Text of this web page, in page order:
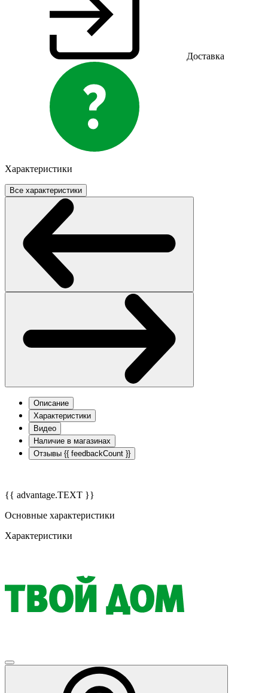
Доставка
Характеристики
Все характеристики
Описание
Характеристики
Видео
Наличие в магазинах
Отзывы {{ feedbackCount }}
{{ advantage.TEXT }}
Основные характеристики
Характеристики